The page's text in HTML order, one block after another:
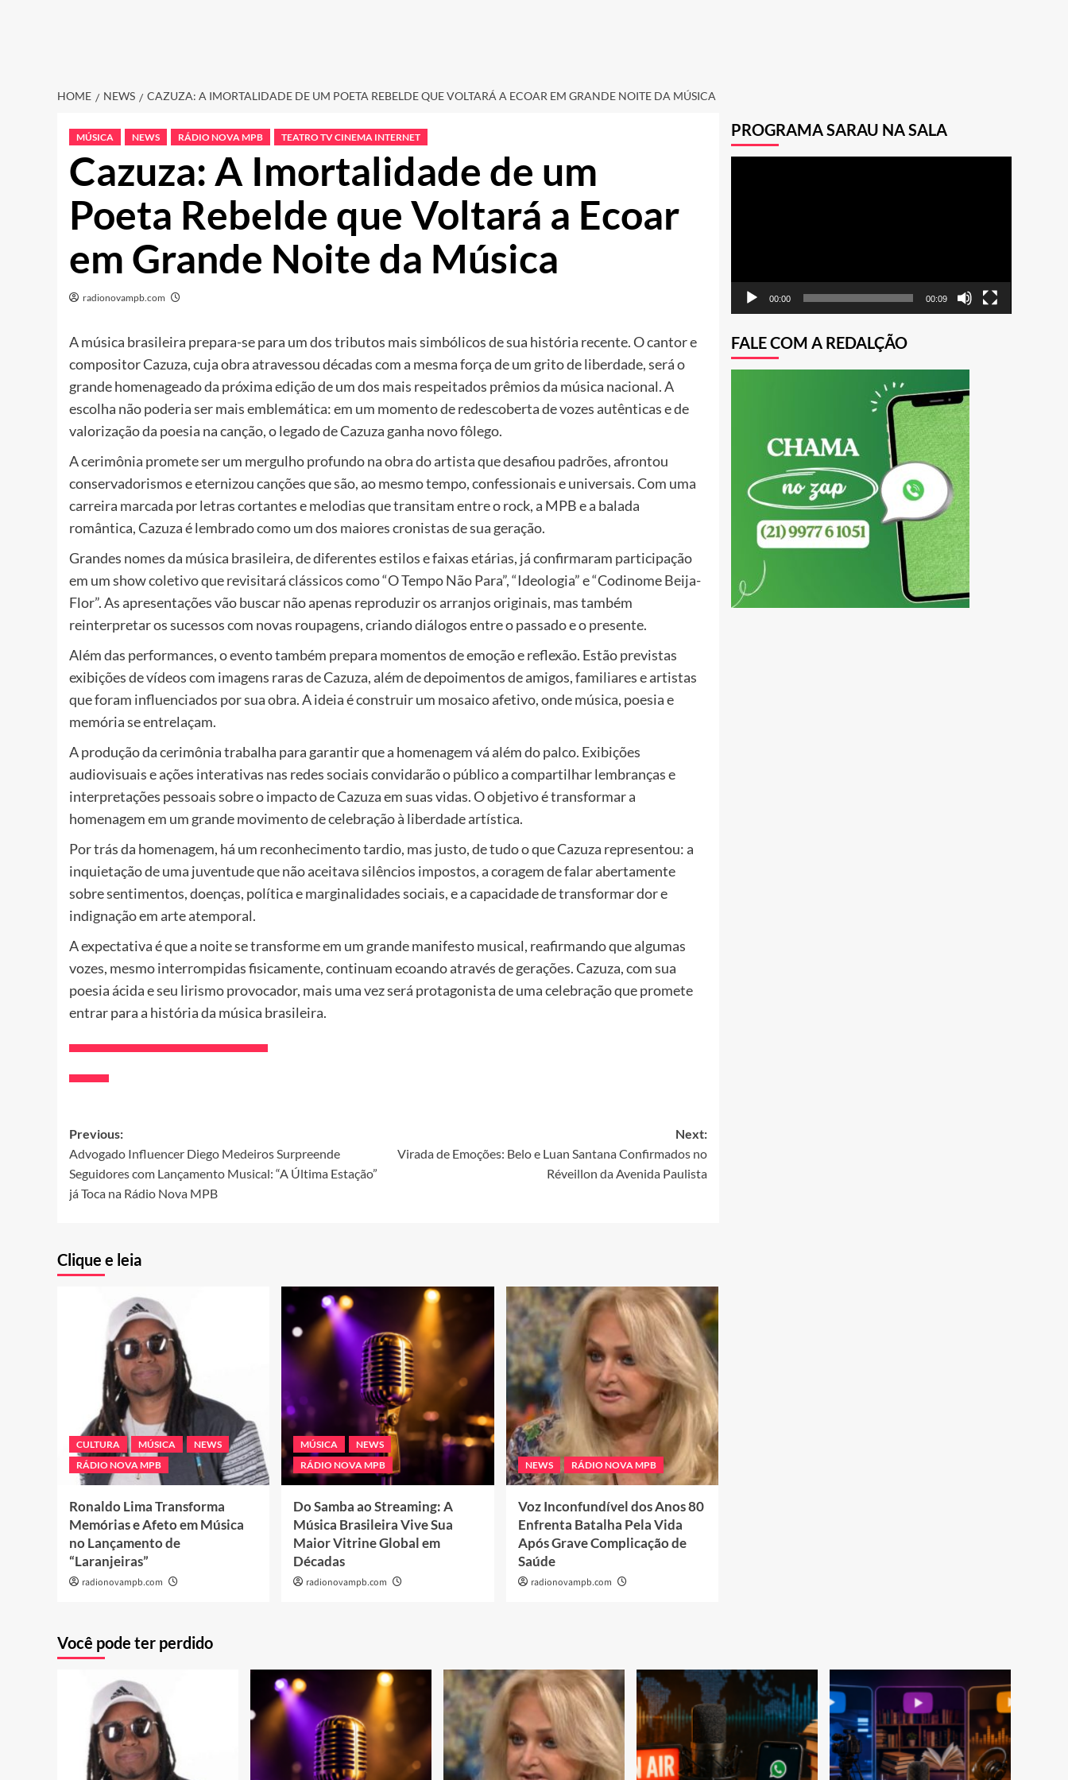
HOME NEWS CAZUZA: A IMORTALIDADE DE UM POETA REBELDE QUE VOLTARÁ A ECOAR EM GRANDE NOITE DA MÚSICA
MÚSICA NEWS RÁDIO NOVA MPB TEATRO TV CINEMA INTERNET
Cazuza: A Imortalidade de um
Poeta Rebelde que Voltará a Ecoar
em Grande Noite da Música
radionovampb.com
A música brasileira prepara-se para um dos tributos mais simbólicos de sua história recente. O cantor e
compositor Cazuza, cuja obra atravessou décadas com a mesma força de um grito de liberdade, será o
grande homenageado da próxima edição de um dos mais respeitados prêmios da música nacional. A
escolha não poderia ser mais emblemática: em um momento de redescoberta de vozes autênticas e de
valorização da poesia na canção, o legado de Cazuza ganha novo fôlego.
A cerimônia promete ser um mergulho profundo na obra do artista que desafiou padrões, afrontou
conservadorismos e eternizou canções que são, ao mesmo tempo, confessionais e universais. Com uma
carreira marcada por letras cortantes e melodias que transitam entre o rock, a MPB e a balada
romântica, Cazuza é lembrado como um dos maiores cronistas de sua geração.
Grandes nomes da música brasileira, de diferentes estilos e faixas etárias, já confirmaram participação
em um show coletivo que revisitará clássicos como “O Tempo Não Para”, “Ideologia” e “Codinome Beija-
Flor”. As apresentações vão buscar não apenas reproduzir os arranjos originais, mas também
reinterpretar os sucessos com novas roupagens, criando diálogos entre o passado e o presente.
Além das performances, o evento também prepara momentos de emoção e reflexão. Estão previstas
exibições de vídeos com imagens raras de Cazuza, além de depoimentos de amigos, familiares e artistas
que foram influenciados por sua obra. A ideia é construir um mosaico afetivo, onde música, poesia e
memória se entrelaçam.
A produção da cerimônia trabalha para garantir que a homenagem vá além do palco. Exibições
audiovisuais e ações interativas nas redes sociais convidarão o público a compartilhar lembranças e
interpretações pessoais sobre o impacto de Cazuza em suas vidas. O objetivo é transformar a
homenagem em um grande movimento de celebração à liberdade artística.
Por trás da homenagem, há um reconhecimento tardio, mas justo, de tudo o que Cazuza representou: a
inquietação de uma juventude que não aceitava silêncios impostos, a coragem de falar abertamente
sobre sentimentos, doenças, política e marginalidades sociais, e a capacidade de transformar dor e
indignação em arte atemporal.
A expectativa é que a noite se transforme em um grande manifesto musical, reafirmando que algumas
vozes, mesmo interrompidas fisicamente, continuam ecoando através de gerações. Cazuza, com sua
poesia ácida e seu lirismo provocador, mais uma vez será protagonista de uma celebração que promete
entrar para a história da música brasileira.
Post
navigation
Previous:
Advogado Influencer Diego Medeiros Surpreende
Seguidores com Lançamento Musical: “A Última Estação”
já Toca na Rádio Nova MPB
Next:
Virada de Emoções: Belo e Luan Santana Confirmados no
Réveillon da Avenida Paulista
Clique e leia
CULTURA MÚSICA
NEWS
RÁDIO NOVA MPB
Ronaldo Lima Transforma
Memórias e Afeto em Música
no Lançamento de
“Laranjeiras”
radionovampb.com
MÚSICA
NEWS
RÁDIO NOVA MPB
Do Samba ao Streaming: A
Música Brasileira Vive Sua
Maior Vitrine Global em
Décadas
radionovampb.com
NEWS RÁDIO NOVA MPB
Voz Inconfundível dos Anos 80
Enfrenta Batalha Pela Vida
Após Grave Complicação de
Saúde
radionovampb.com
PROGRAMA SARAU NA SALA
00:00 00:09
FALE COM A REDALÇÃO
Você pode ter perdido